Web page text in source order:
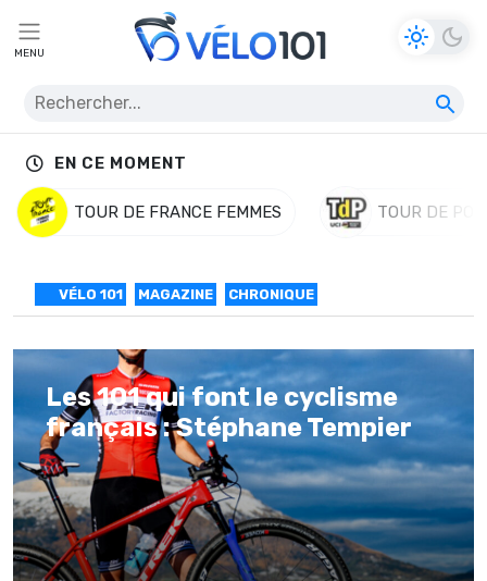
MENU
EN CE MOMENT
TOUR DE FRANCE FEMMES TOUR DE
VÉLO 101 MAGAZINE CHRONIQUE
Les 101 qui font le cyclisme
français : Stéphane Tempier